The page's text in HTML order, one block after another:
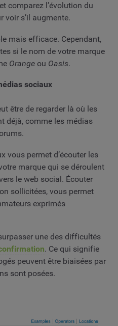
comparez l’évolution du
voir s’il augmente.
mais efficace. Cependant,
si le nom de votre marque
Orange ou Oasis.
sociaux
être de regarder là où les
déjà, comme les médias
vous permet d’écouter les
marque qui se déroulent
le web social. Écouter
sollicitées, vous permet
exprimés
une des difficultés
. Ce qui signifie
peuvent être biaisées par
sont posées.